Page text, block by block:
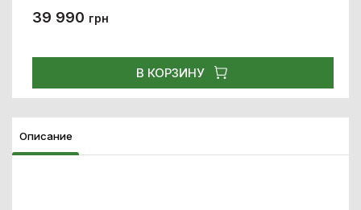
39 990 грн
В КОРЗИНУ
Описание